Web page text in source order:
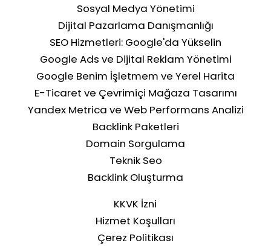
Crawl Bütçesi Optimizasyonu: Büyük
Siteler İçin Tarama Verimliliği
Sosyal Medya Yönetimi
Dijital Pazarlama Danışmanlığı
SEO Hizmetleri: Google'da Yükselin
Google Ads ve Dijital Reklam Yönetimi
Google Benim İşletmem ve Yerel Harita
E-Ticaret ve Çevrimiçi Mağaza Tasarımı
Yandex Metrica ve Web Performans Analizi
Backlink Paketleri
Domain Sorgulama
Teknik Seo
Backlink Oluşturma
KKVK İzni
Hizmet Koşulları
Çerez Politikası